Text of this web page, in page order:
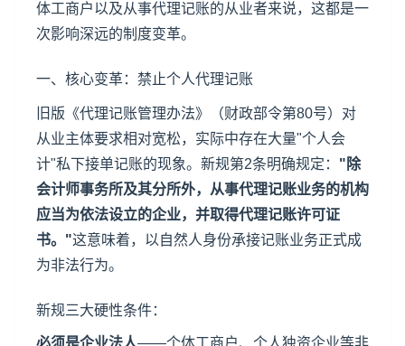
体工商户以及从事代理记账的从业者来说，这都是一
次影响深远的制度变革。
一、核心变革：禁止个人代理记账
旧版《代理记账管理办法》（财政部令第80号）对
从业主体要求相对宽松，实际中存在大量"个人会
计"私下接单记账的现象。新规第2条明确规定： "除
会计师事务所及其分所外，从事代理记账业务的机构
应当为依法设立的企业，并取得代理记账许可证
书。"这意味着，以自然人身份承接记账业务正式成
为非法行为。
新规三大硬性条件：
必须是企业法人——个体工商户、个人独资企业等非